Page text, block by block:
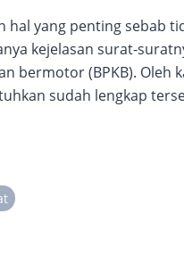
yang penting sebab
kejelasan surat-
bermotor (BPKB). Oleh
sudah lengkap